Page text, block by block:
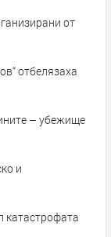
от
отбелязаха
– убежище
и
катастрофата